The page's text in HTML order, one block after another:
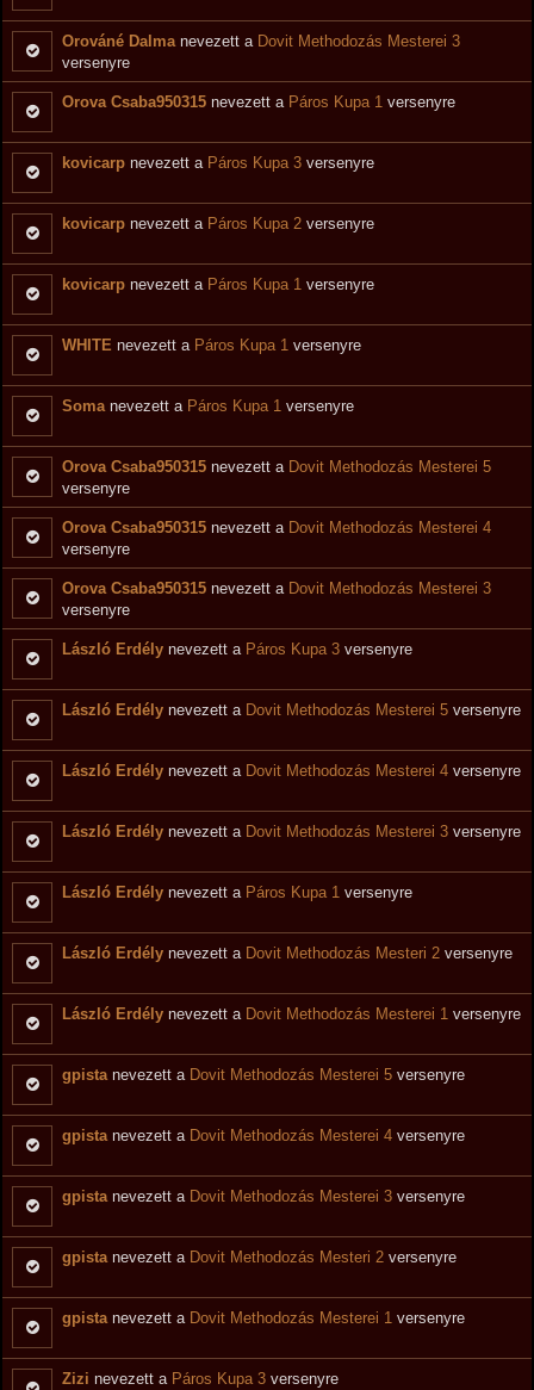
Orováné Dalma nevezett a Dovit Methodozás Mesterei 3
versenyre
Orova Csaba950315 nevezett a Páros Kupa 1 versenyre
kovicarp nevezett a Páros Kupa 3 versenyre
kovicarp nevezett a Páros Kupa 2 versenyre
kovicarp nevezett a Páros Kupa 1 versenyre
WHITE nevezett a Páros Kupa 1 versenyre
Somanevezett a Páros Kupa 1 versenyre
Orova Csaba950315 nevezett a Dovit Methodozás Mesterei 5
versenyre
Orova Csaba950315 nevezett a Dovit Methodozás Mesterei 4
versenyre
Orova Csaba950315 nevezett a Dovit Methodozás Mesterei 3
versenyre
László Erdély nevezett a Páros Kupa 3 versenyre
László Erdély nevezett a Dovit Methodozás Mesterei 5 versenyre
László Erdély nevezett a Dovit Methodozás Mesterei 4 versenyre
László Erdély nevezett a Dovit Methodozás Mesterei 3 versenyre
László Erdély nevezett a Páros Kupa 1 versenyre
László Erdély nevezett a Dovit Methodozás Mesteri 2 versenyre
László Erdély nevezett a Dovit Methodozás Mesterei 1 versenyre
gpistanevezett a Dovit Methodozás Mesterei 5 versenyre
gpistanevezett a Dovit Methodozás Mesterei 4 versenyre
gpistanevezett a Dovit Methodozás Mesterei 3 versenyre
gpistanevezett a Dovit Methodozás Mesteri 2 versenyre
gpistanevezett a Dovit Methodozás Mesterei 1 versenyre
Zizi nevezett a Páros Kupa 3 versenyre